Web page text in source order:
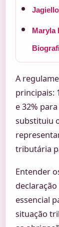
Maryla
A
principais:
e 32%
substituiu
tributária
Entender
essencial
situação